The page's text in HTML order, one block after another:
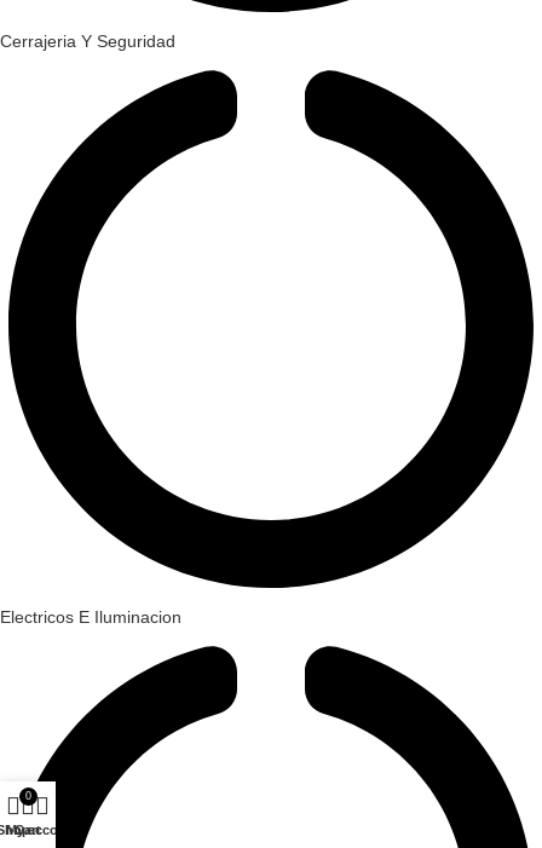
Cerrajeria Y Seguridad
Electricos E Iluminacion
0
Cart
My account